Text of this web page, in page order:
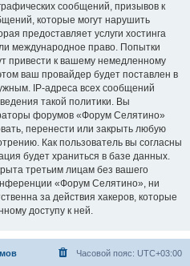
сообщений, призывов к
которые могут нарушить
предоставляет услуги хостинга
международное право. Попытки
привести к вашему немедленному
ваш провайдер будет поставлен в
IP-адреса всех сообщений
такой политики. Вы
форумов «Форум Селятино»
перенести или закрыть любую
Как пользователь вы согласны
будет храниться в базе данных.
третьим лицам без вашего
«Форум Селятино», ни
за действия хакеров, которые
доступу к ней.
Часовой пояс: UTC+03:00